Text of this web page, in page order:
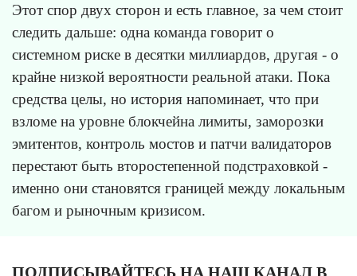
Этот спор двух сторон и есть главное, за чем стоит
следить дальше: одна команда говорит о
системном риске в десятки миллиардов, другая - о
крайне низкой вероятности реальной атаки. Пока
средства целы, но история напоминает, что при
взломе на уровне блокчейна лимиты, заморозки
эмитентов, контроль мостов и патчи валидаторов
перестают быть второстепенной подстраховкой -
именно они становятся границей между локальным
багом и рыночным кризисом.
ПОДПИСЫВАЙТЕСЬ НА НАШ КАНАЛ В